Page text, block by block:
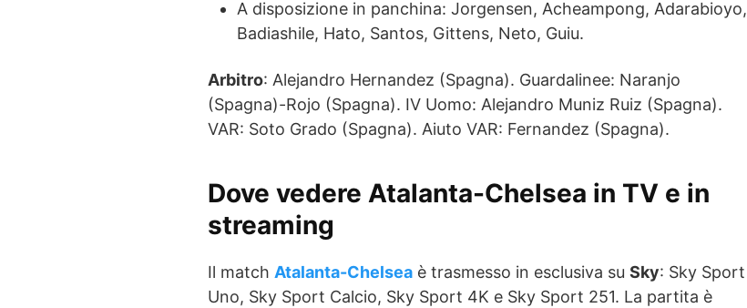
A disposizione in panchina: Jorgensen, Acheampong, Adarabioyo,
Badiashile, Hato, Santos, Gittens, Neto, Guiu.
Arbitro: Alejandro Hernandez (Spagna). Guardalinee: Naranjo
(Spagna)-Rojo (Spagna). IV Uomo: Alejandro Muniz Ruiz (Spagna).
VAR: Soto Grado (Spagna). Aiuto VAR: Fernandez (Spagna).
Dove vedere Atalanta-Chelsea in TV e in
streaming
Il match Atalanta-Chelsea è trasmesso in esclusiva su Sky: Sky Sport
Uno, Sky Sport Calcio, Sky Sport 4K e Sky Sport 251. La partita è